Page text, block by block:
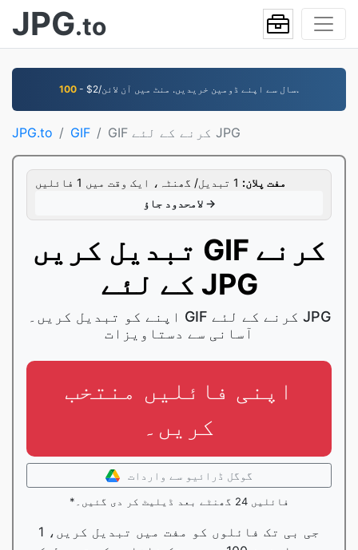
JPG.to
100 - $2/سال سے اپنے ڈومین خریدیں. منٹ میں آن لائن.
JPG.to GIF GIF کرنے کے لئے JPG
مفت پلان:
لامحدود جاؤ →
تبدیل کریں GIF کرنے
کے لئے JPG
اپنے کو تبدیل کریں۔ GIF کرنے کے لئے JPG
آسانی سے دستاویزات
اپنی فائلیں منتخب
کریں۔
گوگل ڈرائیو سے واردات
*فائلیں 24 گھنٹے بعد ڈیلیٹ کر دی گئیں۔
1 جی بی تک فائلوں کو مفت میں تبدیل کریں،